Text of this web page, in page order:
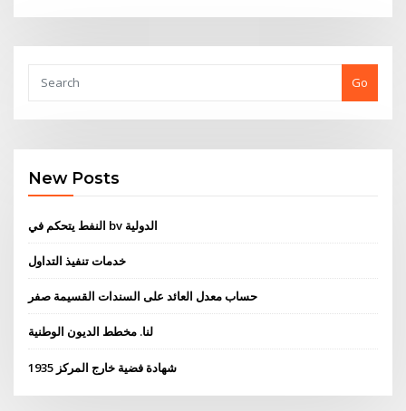
Go
New Posts
النفط يتحكم في bv الدولية
خدمات تنفيذ التداول
حساب معدل العائد على السندات القسيمة صفر
لنا. مخطط الديون الوطنية
1935 شهادة فضية خارج المركز